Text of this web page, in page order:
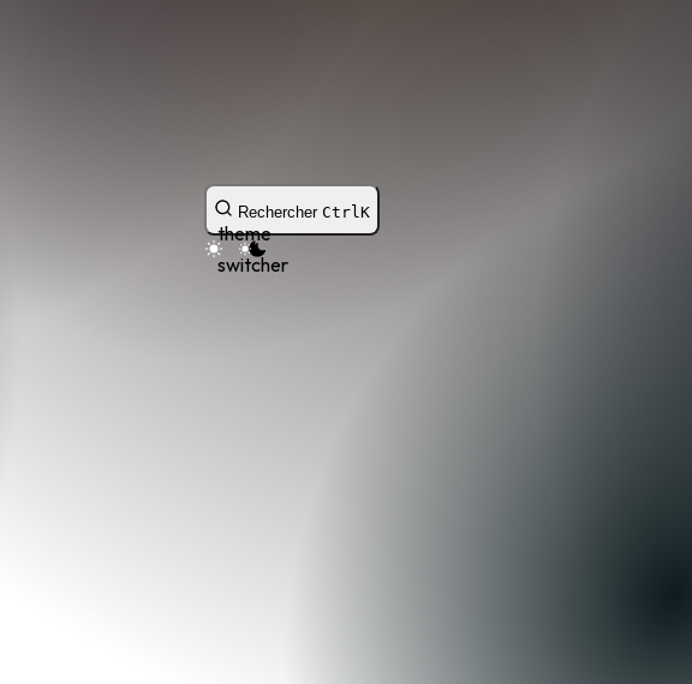
Rechercher CtrlK
theme
switcher